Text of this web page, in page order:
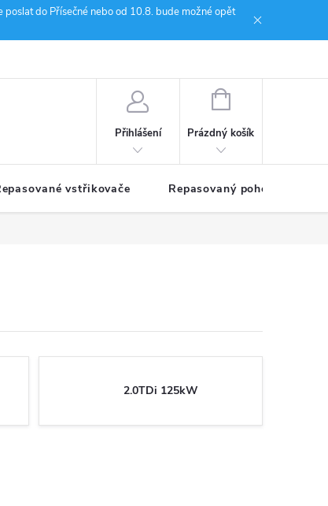
do Přísečné nebo od 10.8. bude možné opět
Přihlášení
NÁKUPNÍ
Prázdný košík
vstřikovače Repasovaný pohon TDM
2.0TDi 125kW